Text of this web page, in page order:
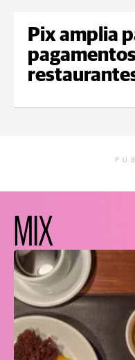
Pix amplia
MIX